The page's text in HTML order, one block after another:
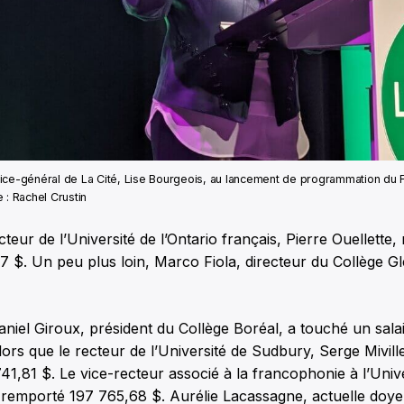
général de La Cité, Lise Bourgeois, au lancement de programmation du
Rachel Crustin
de l’Université de l’Ontario français, Pierre Ouellette,
$. Un peu plus loin, Marco Fiola, directeur du Collège
Giroux, président du Collège Boréal, a touché un
que le recteur de l’Université de Sudbury, Serge
$. Le vice-recteur associé à la francophonie à
197 765,68 $. Aurélie Lacassagne, actuelle